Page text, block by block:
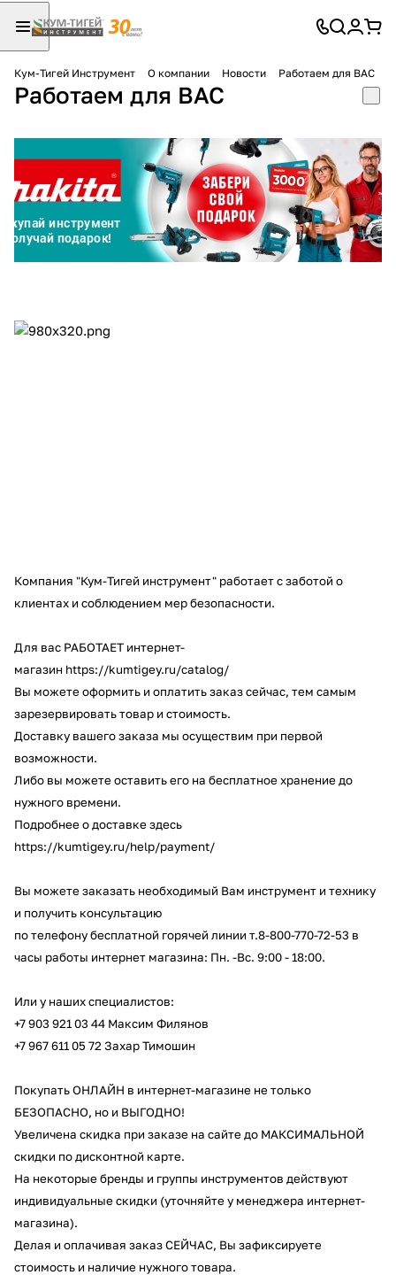
Кум-Тигей Инструмент О компании Новости Работаем для ВАС
Работаем для ВАС
Компания "Кум-Тигей инструмент" работает с заботой о
клиентах и соблюдением мер безопасности.
Для вас РАБОТАЕТ интернет-
магазин https://kumtigey.ru/catalog/
Вы можете оформить и оплатить заказ сейчас, тем самым
зарезервировать товар и стоимость.
Доставку вашего заказа мы осуществим при первой
возможности.
Либо вы можете оставить его на бесплатное хранение до
нужного времени.
Подробнее о доставке здесь
https://kumtigey.ru/help/payment/
Вы можете заказать необходимый Вам инструмент и технику
и получить консультацию
по телефону бесплатной горячей линии т.8-800-770-72-53 в
часы работы интернет магазина: Пн. -Вс. 9:00 - 18:00.
Или у наших специалистов:
+7 903 921 03 44 Максим Филянов
+7 967 611 05 72 Захар Тимошин
Покупать ОНЛАЙН в интернет-магазине не только
БЕЗОПАСНО, но и ВЫГОДНО!
Увеличена скидка при заказе на сайте до МАКСИМАЛЬНОЙ
скидки по дисконтной карте.
На некоторые бренды и группы инструментов действуют
индивидуальные скидки (уточняйте у менеджера интернет-
магазина).
Делая и оплачивая заказ СЕЙЧАС, Вы зафиксируете
стоимость и наличие нужного товара.
Для клиентов всех банков
Разбейте
оплату на части
без переплат
Сегодня
Получайте товар
выбранный способом
Оставшиеся75 % будут
списываться
Подробнее
об оплате Плайтом
раз в 2
8 800 302-02-51
plait.ru